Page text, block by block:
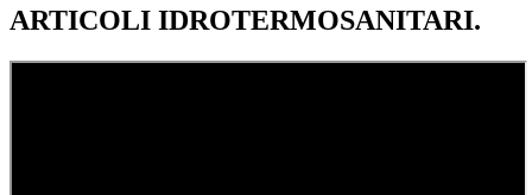
ARTICOLI IDROTERMOSANITARI.